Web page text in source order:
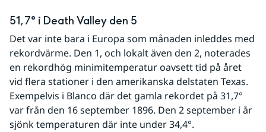
51,7° i Death Valley den 5
Det var inte bara i Europa som månaden inleddes med
rekordvärme. Den 1, och lokalt även den 2, noterades
en rekordhög minimitemperatur oavsett tid på året
vid flera stationer i den amerikanska delstaten Texas.
Exempelvis i Blanco där det gamla rekordet på 31,7°
var från den 16 september 1896. Den 2 september i år
sjönk temperaturen där inte under 34,4°.